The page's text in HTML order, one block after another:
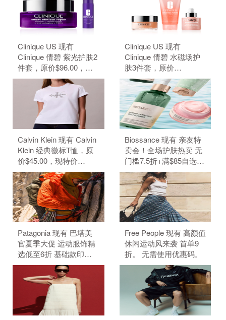
Clinique US 现有
Clinique 倩碧 紫光护肤2
件套，原价$96.00，现
特价$80.00（约541.24
元）。 无需使用优惠
Clinique US 现有
Clinique 倩碧 水磁场护
肤3件套，原价
$109.00，现特价
$91.00（约615.66
元）。 无需使用优惠
码。
Calvin Klein 现有 Calvin
Klein 经典徽标T恤，原
价$45.00，现特价
$22.50（约152.19
元）。 无需使用优惠
码。
Biossance 现有 亲友特
卖会！全场护肤热卖 无
门槛7.5折+满$85自选3
件好礼。 无需使用优惠
码。
Patagonia 现有 巴塔美
官夏季大促 运动服饰精
选低至6折 基础款印花T
恤$21.99。 无需使用优
惠码。
Free People 现有 高颜值
休闲运动风来袭 首单9
折。 无需使用优惠码。